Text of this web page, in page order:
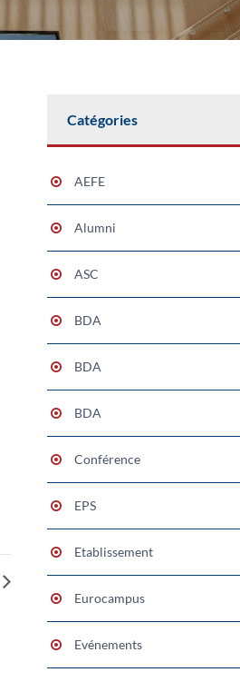
Catégories
AEFE
Alumni
ASC
BDA
BDA
BDA
Conférence
EPS
Etablissement
Eurocampus
Evénements